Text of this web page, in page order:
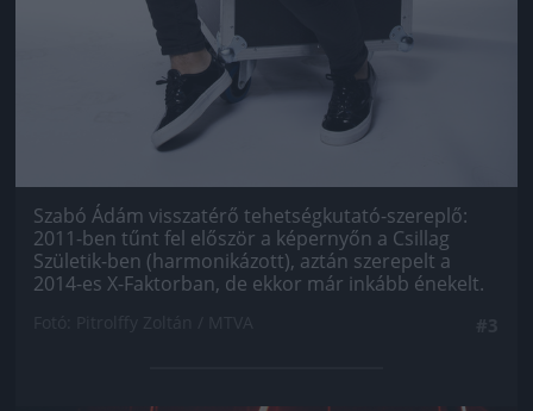
Szabó Ádám visszatérő tehetségkutató-szereplő:
2011-ben tűnt fel először a képernyőn a Csillag
Születik-ben (harmonikázott), aztán szerepelt a
2014-es X-Faktorban, de ekkor már inkább énekelt.